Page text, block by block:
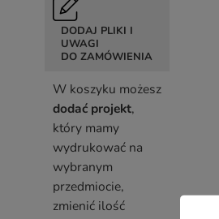
DODAJ PLIKI I
UWAGI
DO ZAMÓWIENIA
W koszyku możesz
dodać projekt,
który mamy
wydrukować na
wybranym
przedmiocie,
zmienić ilość